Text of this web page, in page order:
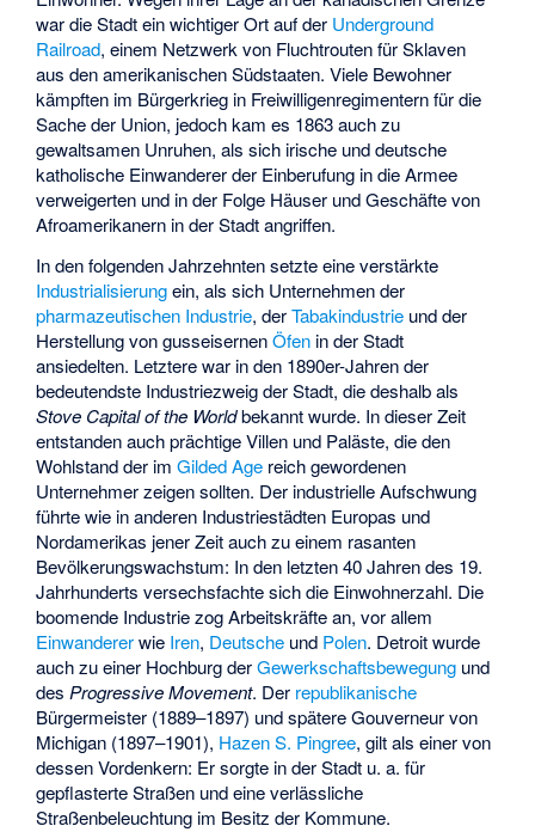
war die Stadt ein wichtiger Ort auf der Underground
Railroad, einem Netzwerk von Fluchtrouten für Sklaven
aus den amerikanischen Südstaaten. Viele Bewohner
kämpften im Bürgerkrieg in Freiwilligenregimentern für die
Sache der Union, jedoch kam es 1863 auch zu
gewaltsamen Unruhen, als sich irische und deutsche
katholische Einwanderer der Einberufung in die Armee
verweigerten und in der Folge Häuser und Geschäfte von
Afroamerikanern in der Stadt angriffen.
In den folgenden Jahrzehnten setzte eine verstärkte
Industrialisierungein, als sich Unternehmen der
pharmazeutischen Industrie, derTabakindustrie und der
Herstellung von gusseisernenÖfen in der Stadt
ansiedelten. Letztere war in den 1890er-Jahren der
bedeutendste Industriezweig der Stadt, die deshalb als
Stove Capital of the Worldbekannt wurde. In dieser Zeit
entstanden auch prächtige Villen und Paläste, die den
Wohlstand der imGilded Age reich gewordenen
Unternehmer zeigen sollten. Der industrielle Aufschwung
führte wie in anderen Industriestädten Europas und
Nordamerikas jener Zeit auch zu einem rasanten
Bevölkerungswachstum: In den letzten 40 Jahren des 19.
Jahrhunderts versechsfachte sich die Einwohnerzahl. Die
boomende Industrie zog Arbeitskräfte an, vor allem
Einwandererwie Iren, Deutsche und Polen. Detroit wurde
auch zu einer Hochburg derGewerkschaftsbewegung und
desProgressive Movement. Der republikanische
Bürgermeister (1889–1897) und spätere Gouverneur von
Michigan (1897–1901), Hazen S. Pingree, gilt als einer von
dessen Vordenkern: Er sorgte in der Stadt u. a. für
gepflasterte Straßen und eine verlässliche
Straßenbeleuchtung im Besitz der Kommune.